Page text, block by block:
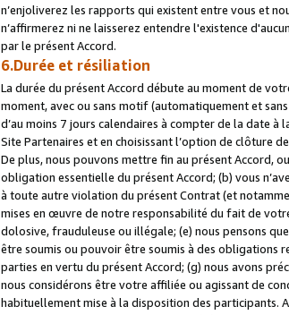
n’enjoliverez les rapports qui existent entre vous et
n’affirmerez ni ne laisserez entendre l'existence
par le présent Accord.
6.Durée et résiliation
La durée du présent Accord débute au moment de
moment, avec ou sans motif (automatiquement et
d’au moins 7 jours calendaires à compter de la date
Site Partenaires et en choisissant l’option de clôture
De plus, nous pouvons mettre fin au présent Accord,
obligation essentielle du présent Accord; (b) vous
à toute autre violation du présent Contrat (et
mises en œuvre de notre responsabilité du fait de
dolosive, frauduleuse ou illégale; (e) nous pensons
être soumis ou pouvoir être soumis à des obligations
parties en vertu du présent Accord; (g) nous avons
nous considérons être votre affiliée ou agissant de
habituellement mise à la disposition des participants.